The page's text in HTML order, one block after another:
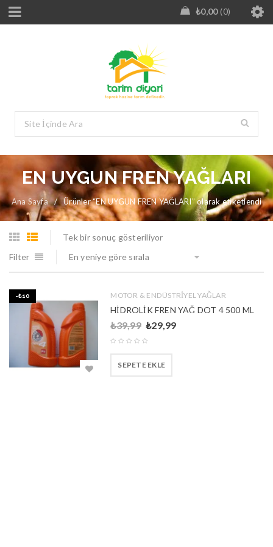
₺0,00 0
EN UYGUN FREN YAĞLARI
Ana Sayfa / Ürünler “EN UYGUN FREN YAĞLARI” olarak etiketlendi
Tek bir sonuç gösteriliyor
Filter
En yeniye göre sırala
-₺10 MOTOR & ENDÜSTRİYEL YAĞLAR
HİDROLİK FREN YAĞ DOT 4 500 ML
₺39,99 ₺29,99
SEPETE EKLE